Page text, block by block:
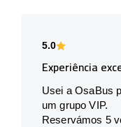
5.0
Experiência
Usei a OsaBus
um grupo VIP.
Reservámos 5